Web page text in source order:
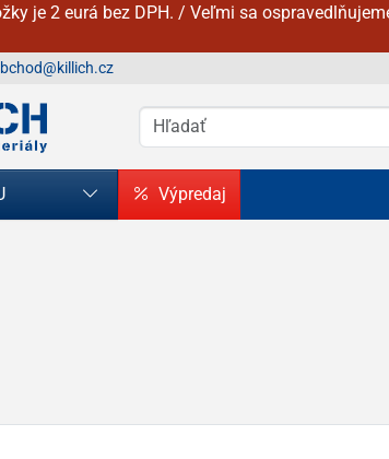
je 2 eurá bez DPH. / Veľmi sa
Výpredaj